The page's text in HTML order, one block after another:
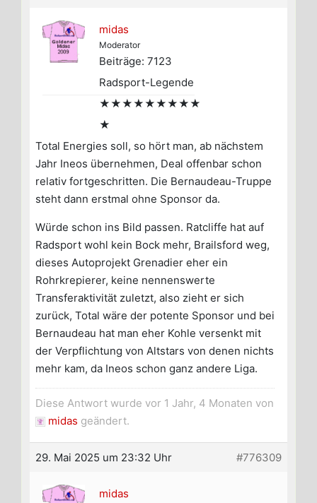
midas
Moderator
Beiträge: 7123
Radsport-Legende
★★★★★★★★★
★
Total Energies soll, so hört man, ab nächstem
Jahr Ineos übernehmen, Deal offenbar schon
relativ fortgeschritten. Die Bernaudeau-Truppe
steht dann erstmal ohne Sponsor da.
Würde schon ins Bild passen. Ratcliffe hat auf
Radsport wohl kein Bock mehr, Brailsford weg,
dieses Autoprojekt Grenadier eher ein
Rohrkrepierer, keine nennenswerte
Transferaktivität zuletzt, also zieht er sich
zurück, Total wäre der potente Sponsor und bei
Bernaudeau hat man eher Kohle versenkt mit
der Verpflichtung von Altstars von denen nichts
mehr kam, da Ineos schon ganz andere Liga.
Diese Antwort wurde vor 1 Jahr, 4 Monaten von
midas geändert.
29. Mai 2025 um 23:32 Uhr #776309
midas